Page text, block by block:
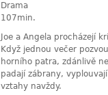
Drama
107min.
Joe a Angela procházejí
Když jednou večer
horního patra, zdánlivě
padají zábrany,
vztahy navždy.